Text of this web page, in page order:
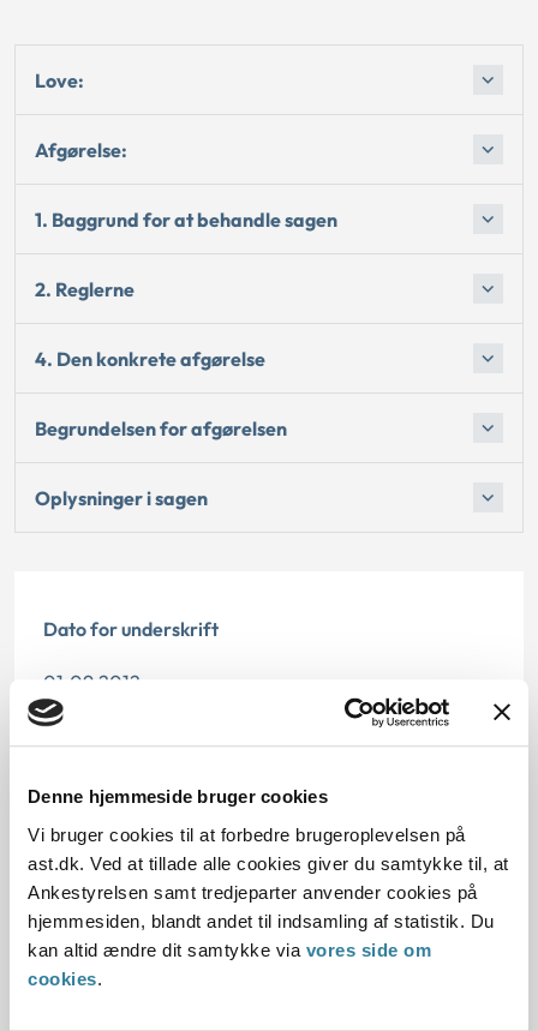
Denne hjemmeside bruger cookies
Vi bruger cookies til at forbedre brugeroplevelsen på
ast.dk. Ved at tillade alle cookies giver du samtykke til, at
Ankestyrelsen samt tredjeparter anvender cookies på
hjemmesiden, blandt andet til indsamling af statistik. Du
kan altid ændre dit samtykke via vores side om
cookies.
Love:
Afgørelse:
1. Baggrund for at behandle sagen
2. Reglerne
4. Den konkrete afgørelse
Begrundelsen for afgørelsen
Oplysninger i sagen
Dato for underskrift
01.09.2012
Offentliggørelsesdato
10.07.2013
Denne principmeddelelse er kasseret den 4. februar
2025, da den ikke længere har vejledningsværdi.
Det skyldes, at der er kommet nye regler på
området.
Paragraf